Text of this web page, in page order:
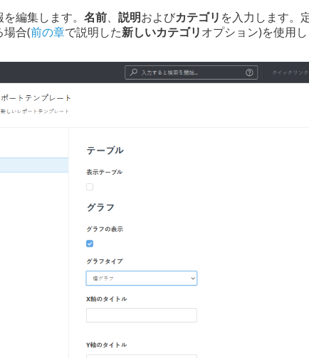
編集します。 名前、 説明およびカテゴリ を入力します。
場合(前の章で説明した新しいカテゴリオプション)を使用し